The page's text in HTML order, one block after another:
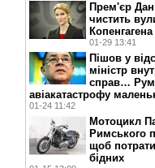
Прем'єр
чистить
Копенгагена
01-29 13:41
Пішов у
міністр
справ…
авіакатастрофу
01-24 11:42
Мотоцикл
Римського
щоб
бідних